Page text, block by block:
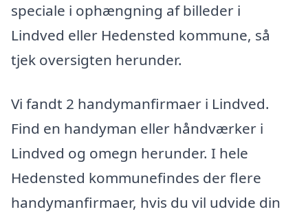
speciale i ophængning af billeder i
Lindved eller Hedensted kommune, så
tjek oversigten herunder.
Vi fandt 2 handymanfirmaer i Lindved.
Find en handyman eller håndværker i
Lindved og omegn herunder. I hele
Hedensted kommunefindes der flere
handymanfirmaer, hvis du vil udvide din